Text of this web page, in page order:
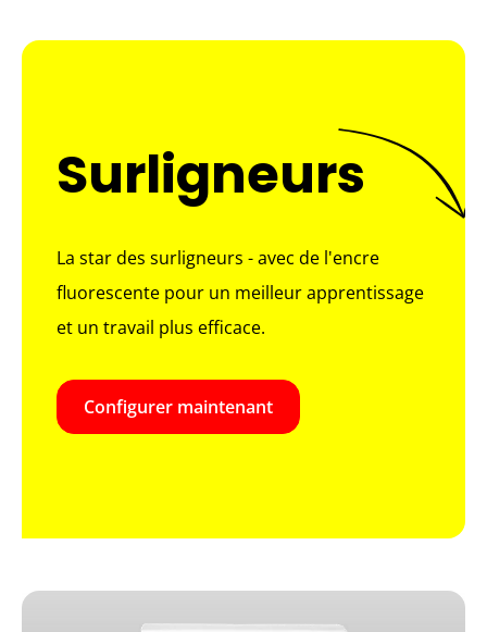
Surligneurs
La star des surligneurs - avec de l'encre
fluorescente pour un meilleur apprentissage
et un travail plus efficace.
Configurer maintenant